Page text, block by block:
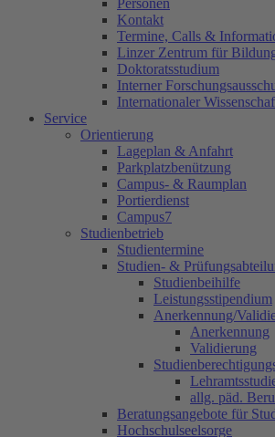
Personen
Kontakt
Termine, Calls &
Linzer Zentrum für
Doktoratsstudium
Interner
Internationaler
Service
Orientierung
Lageplan & Anfahrt
Parkplatzbenützung
Campus- & Raumplan
Portierdienst
Campus7
Studienbetrieb
Studientermine
Studien- &
Studienbeihilfe
Leistungsstipendium
Anerkennung/
Anerkennung
Validierung
allg. päd.
Beratungsangebote für
Hochschulseelsorge